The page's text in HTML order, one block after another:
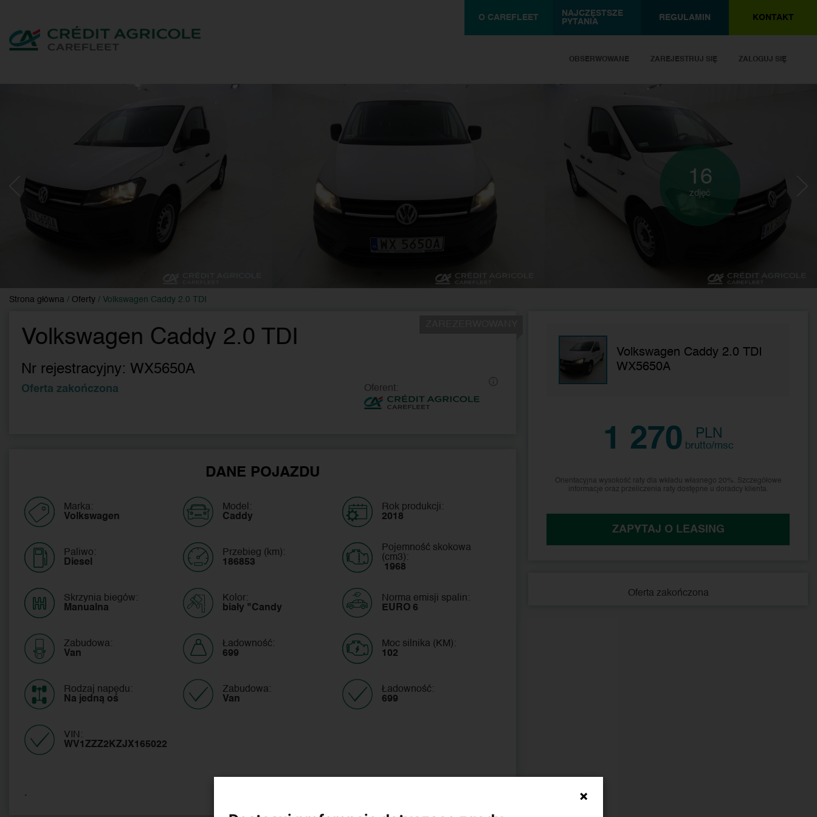
O CAREFLEET
NAJCZĘSTSZE
PYTANIA
REGULAMIN KONTAKT
OBSERWOWANE ZAREJESTRUJ SIĘ ZALOGUJ SIĘ
16
zdjęć
Strona główna / Oferty / Volkswagen Caddy 2.0 TDI
Volkswagen Caddy 2.0 TDI
WX5650A
1 270 PLN
brutto/msc
Orientacyjna wysokość raty dla wkładu własnego 20%. Szczegółowe
informacje oraz przeliczenia raty dostępne u doradcy klienta.
ZAPYTAJ O LEASING
Oferta zakończona
Volkswagen Caddy 2.0 TDI
Nr rejestracyjny: WX5650A
Oferta zakończona Oferent:
DANE POJAZDU
Marka:
Volkswagen
Model:
Caddy
Rok produkcji:
2018
Paliwo:
Diesel
Przebieg (km):
186853
Pojemność skokowa
(cm3):
1968
Skrzynia biegów:
Manualna
Kolor:
biały "Candy
Norma emisji spalin:
EURO 6
Zabudowa:
Van
Ładowność:
699
Moc silnika (KM):
102
Rodzaj napędu:
Na jedną oś
Zabudowa:
Van
Ładowność:
699
VIN:
WV1ZZZ2KZJX165022
.